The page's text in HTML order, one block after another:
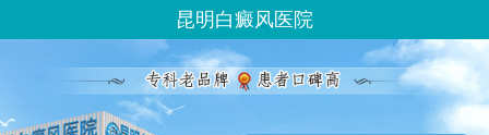
昆明白癜风医院